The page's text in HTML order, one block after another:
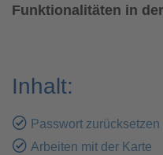
Funktionalitäten in
Inhalt:
Passwort zurücksetzen
Arbeiten mit der Karte